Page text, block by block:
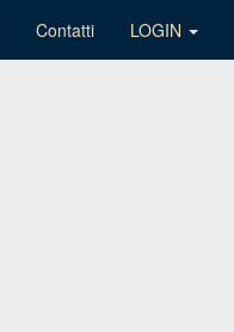
Contatti LOGIN